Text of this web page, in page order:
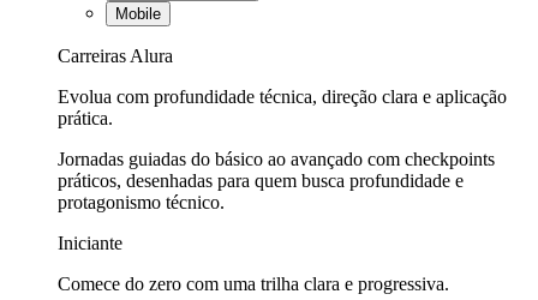
Mobile
Carreiras Alura
Evolua com profundidade técnica, direção clara e aplicação
prática.
Jornadas guiadas do básico ao avançado com checkpoints
práticos, desenhadas para quem busca profundidade e
protagonismo técnico.
Iniciante
Comece do zero com uma trilha clara e progressiva.